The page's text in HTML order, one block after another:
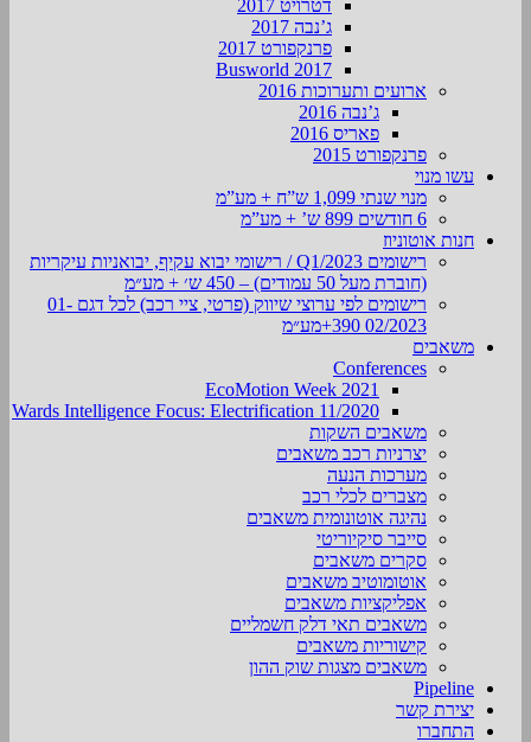
דטרויט 2017
ג’נבה 2017
פרנקפורט 2017
Busworld 2017
ארועים ותערוכות 2016
ג’נבה 2016
פאריס 2016
פרנקפורט 2015
עשו מנוי
מנוי שנתי 1,099 ש”ח + מע”מ
6 חודשים 899 ש’ + מע”מ
חנות אוטוניוז
רישומים Q1/2023 / רישומי יבוא עקיף, יבואניות עיקריות
(חוברת מעל 50 עמודים) – 450 ש׳ + מע״מ
רישומים לפי ערוצי שיווק (פרטי, ציי רכב) לכל דגם 01-
02/2023 390+מע״מ
משאבים
Conferences
EcoMotion Week 2021
Wards Intelligence Focus: Electrification 11/2020
משאבים השקות
יצרניות רכב משאבים
מערכות הנעה
מצברים לכלי רכב
נהיגה אוטונומית משאבים
סייבר סיקיוריטי
סקרים משאבים
אוטומוטיב משאבים
אפליקציות משאבים
משאבים תאי דלק חשמליים
קישוריות משאבים
משאבים מצגות שוק ההון
Pipeline
יצירת קשר
התחברו